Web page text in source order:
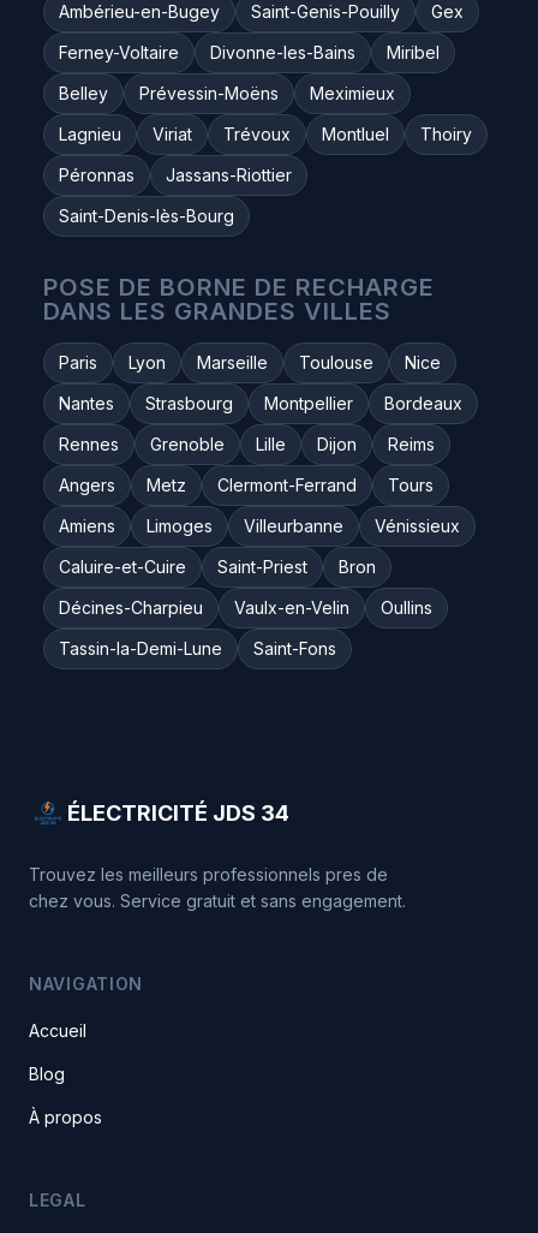
Ambérieu-en-Bugey
Saint-Genis-Pouilly
Gex
Ferney-Voltaire
Divonne-les-Bains
Miribel
Belley
Prévessin-Moëns
Meximieux
Lagnieu
Viriat Trévoux Montluel
Thoiry
Péronnas
Jassans-Riottier
Saint-Denis-lès-Bourg
POSE DE BORNE DE RECHARGE
DANS LES GRANDES VILLES
Paris Lyon Marseille Toulouse
Nice
Nantes
Strasbourg Montpellier
Bordeaux
Rennes
Grenoble Lille Dijon
Reims
Angers
Metz Clermont-Ferrand
Tours
Amiens
Limoges Villeurbanne
Vénissieux
Caluire-et-Cuire
Saint-Priest
Bron
Décines-Charpieu
Vaulx-en-Velin
Oullins
Tassin-la-Demi-Lune
Saint-Fons
ÉLECTRICITÉ JDS 34
Trouvez les meilleurs professionnels pres de
chez vous. Service gratuit et sans engagement.
NAVIGATION
Accueil
Blog
À propos
LEGAL